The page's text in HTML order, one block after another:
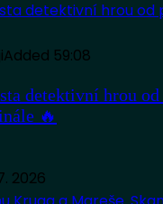
Added 59:08
detektivní hrou od
🔥
2026